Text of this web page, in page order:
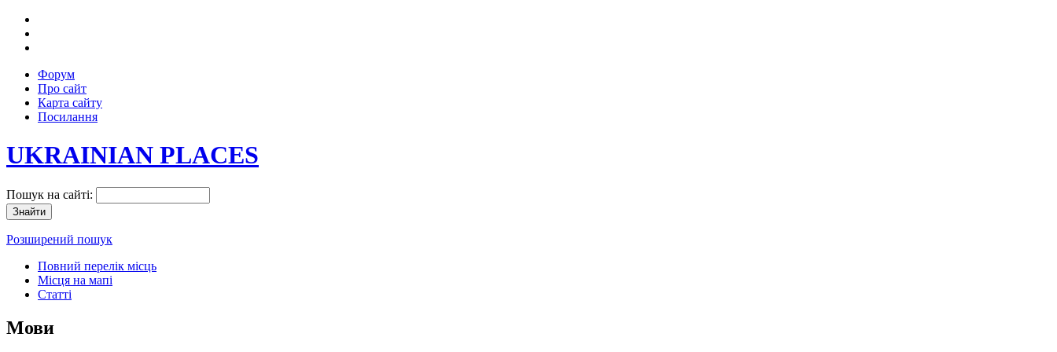
Форум
Про сайт
Карта сайту
Посилання
UKRAINIAN PLACES
Пошук на сайті:
Розширений пошук
Повний перелік місць
Місця на мапі
Статті
Мови